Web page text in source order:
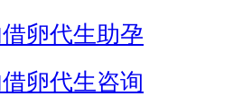
卵代生助孕
卵代生咨询